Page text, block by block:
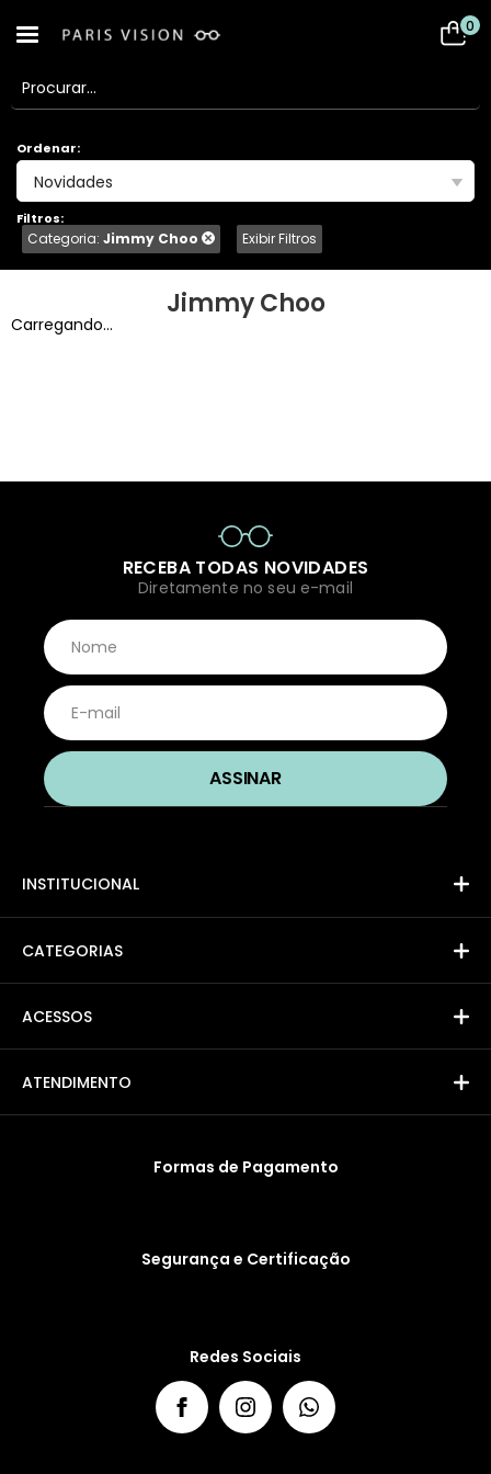
0
Ordenar:
Novidades
Filtros:
Categoria: Jimmy Choo Exibir Filtros
Jimmy Choo
Carregando...
RECEBA TODAS NOVIDADES
Diretamente no seu e-mail
INSTITUCIONAL
CATEGORIAS
ACESSOS
ATENDIMENTO
Formas de Pagamento
Segurança e Certificação
Redes Sociais